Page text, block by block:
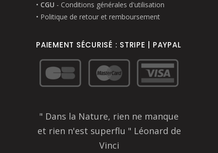
• CGU - Conditions générales d'utilisation
• Politique de retour et remboursement
PAIEMENT SÉCURISÉ : STRIPE | PAYPAL
" Dans la Nature, rien ne manque
et rien n'est superflu " Léonard de
Vinci